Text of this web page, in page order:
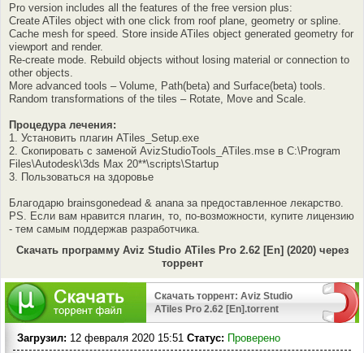
Pro version includes all the features of the free version plus:
Create ATiles object with one click from roof plane, geometry or spline.
Cache mesh for speed. Store inside ATiles object generated geometry for
viewport and render.
Re-create mode. Rebuild objects without losing material or connection to
other objects.
More advanced tools – Volume, Path(beta) and Surface(beta) tools.
Random transformations of the tiles – Rotate, Move and Scale.
Процедура лечения:
1. Установить плагин ATiles_Setup.exe
2. Скопировать с заменой AvizStudioTools_ATiles.mse в C:\Program
Files\Autodesk\3ds Max 20**\scripts\Startup
3. Пользоваться на здоровье
Благодарю brainsgonedead & anana за предоставленное лекарство.
PS. Если вам нравится плагин, то, по-возможности, купите лицензию
- тем самым поддержав разработчика.
Скачать программу Aviz Studio ATiles Pro 2.62 [En] (2020) через
торрент
Скачать торрент: Aviz Studio
ATiles Pro 2.62 [En].torrent
Загрузил: 12 февраля 2020 15:51 Статус: Проверено